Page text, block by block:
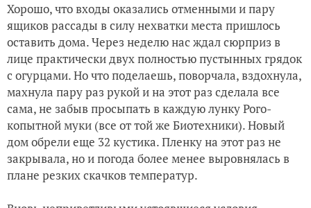
Хорошо, что входы оказались отменными и пару
ящиков рассады в силу нехватки места пришлось
оставить дома. Через неделю нас ждал сюрприз в
лице практически двух полностью пустынных грядок
с огурцами. Но что поделаешь, поворчала, вздохнула,
махнула пару раз рукой и на этот раз сделала все
сама, не забыв просыпать в каждую лунку Рого-
копытной муки (все от той же Биотехники). Новый
дом обрели еще 32 кустика. Пленку на этот раз не
закрывала, но и погода более менее выровнялась в
плане резких скачков температур.